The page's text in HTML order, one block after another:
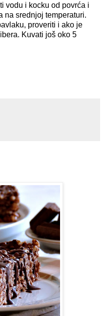
vodu i kocku od povrća i
na srednjoj temperaturi.
proveriti i ako je
Kuvati još oko 5